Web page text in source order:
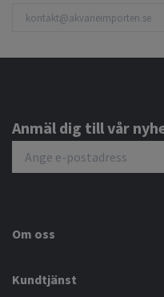
Anmäl dig till vår
Om oss
Kundtjänst